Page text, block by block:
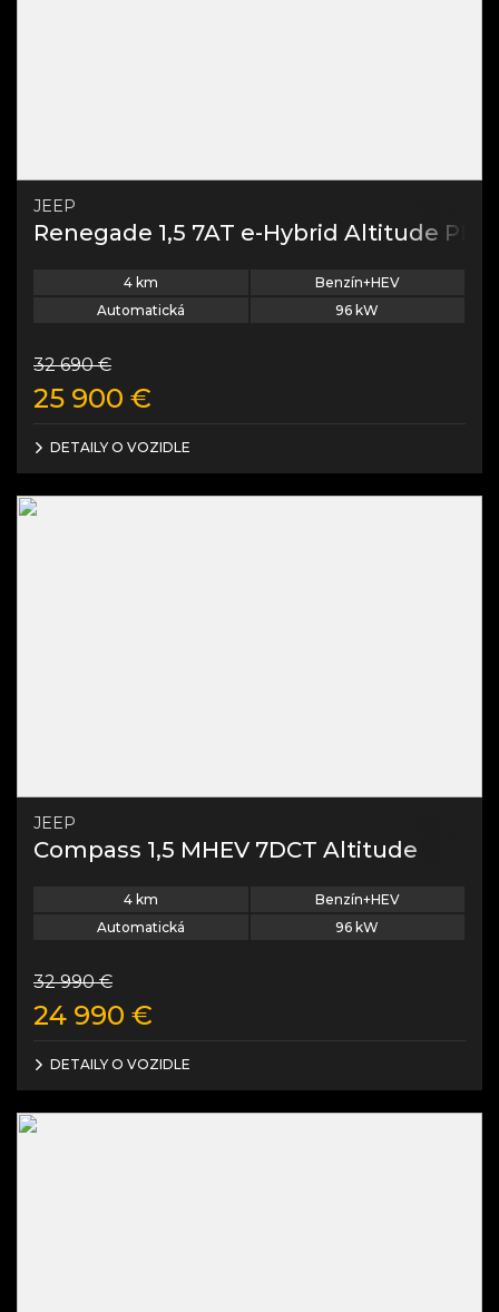
JEEP
Renegade 1,5 7AT e-Hybrid Altitude
4km
Benzín+HEV
Automatická
96 kW
32 690€
25 900 €
DETAILY O VOZIDLE
JEEP
Compass 1,5 MHEV 7DCT Altitude
4km
Benzín+HEV
Automatická
96 kW
32 990€
24 990 €
DETAILY O VOZIDLE